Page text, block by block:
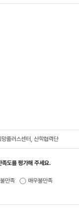
플러스센터, 산학협력단
도를 평가해 주세요.
불만족 매우불만족